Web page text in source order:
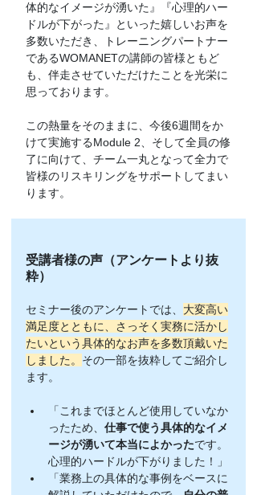
体的なイメージが湧いた』『心理的ハー
ドルが下がった』といった嬉しいお声を
多数いただき、トレーニングパートナー
であるWOMANETの講師の皆様ともど
も、伴走させていただけたことを光栄に
思っております。
この熱量をそのままに、今後6週間をか
けて実施するModule 2、そして全員の修
了に向けて、チーム一丸となって全力で
皆様のリスキリングをサポートしてまい
ります。
受講者様の声（アンケートより抜
粋）
セミナー後のアンケートでは、 大変高い
満足度とともに、さっそく実務に活かし
たいという具体的なお声を多数頂戴いた
しました。 その一部を抜粋してご紹介し
ます。
「これまでほとんど使用していなか
ったため、 仕事で使う具体的なイメ
ージが湧いて本当によかったです。
心理的ハードルが下がりました！」
「業務上の具体的な事例をベースに